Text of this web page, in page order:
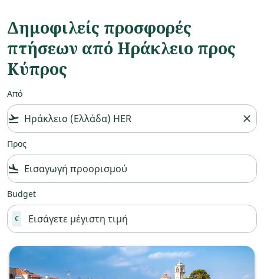
Δημοφιλείς προσφορές
πτήσεων από Ηράκλειο προς
Κύπρος
Από
flight_takeoff close
Προς
flight_land
Budget
€